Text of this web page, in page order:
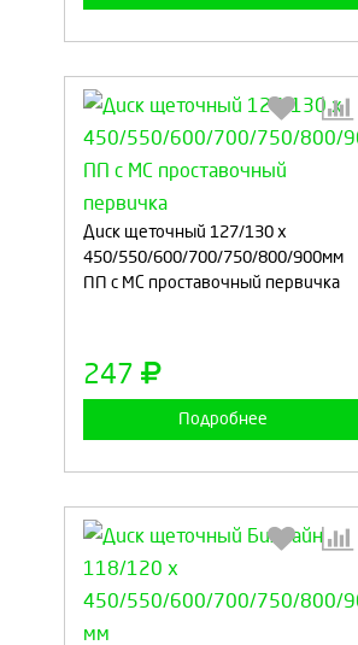
Диск щеточный 127/130 x
450/550/600/700/750/800/900мм
ПП с МС проставочный первичка
247
Подробнее
Выберите количество: